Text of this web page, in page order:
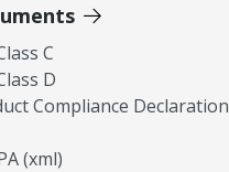
C
D
Compliance Declaration
(xml)